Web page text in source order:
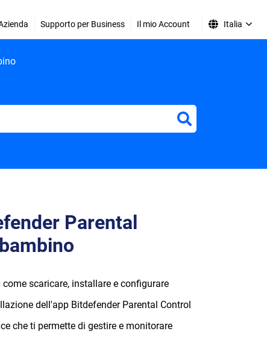
Supporto per Business Il mio Account Italia
Parental
scaricare, installare e configurare
dell'app Bitdefender Parental Control
che ti permette di gestire e monitorare